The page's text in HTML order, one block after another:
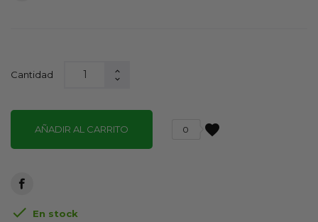
Cantidad
AÑADIR AL CARRITO favorite
0
 En stock